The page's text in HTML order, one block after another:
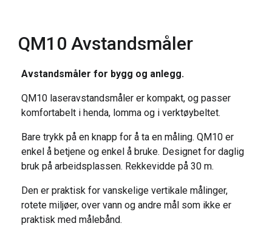
QM10 Avstandsmåler
Avstandsmåler for bygg og anlegg.
QM10 laseravstandsmåler er kompakt, og passer
komfortabelt i henda, lomma og i verktøybeltet.
Bare trykk på en knapp for å ta en måling. QM10 er
enkel å betjene og enkel å bruke. Designet for daglig
bruk på arbeidsplassen. Rekkevidde på 30 m.
Den er praktisk for vanskelige vertikale målinger,
rotete miljøer, over vann og andre mål som ikke er
praktisk med målebånd.